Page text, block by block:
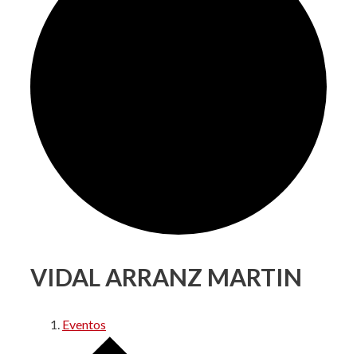
VIDAL ARRANZ MARTIN
Eventos